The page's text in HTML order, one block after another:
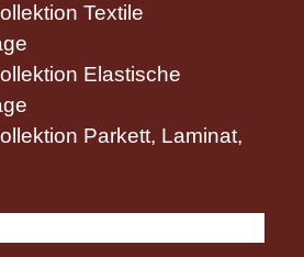
Textile
Elastische
Parkett, Laminat,